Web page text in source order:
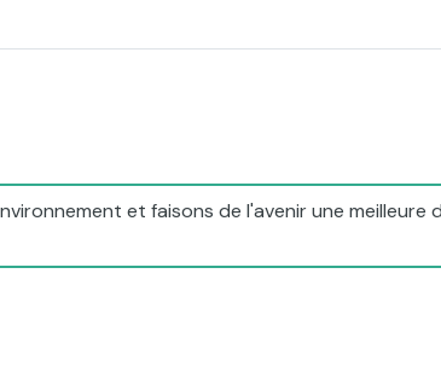
et faisons de l'avenir une meilleure